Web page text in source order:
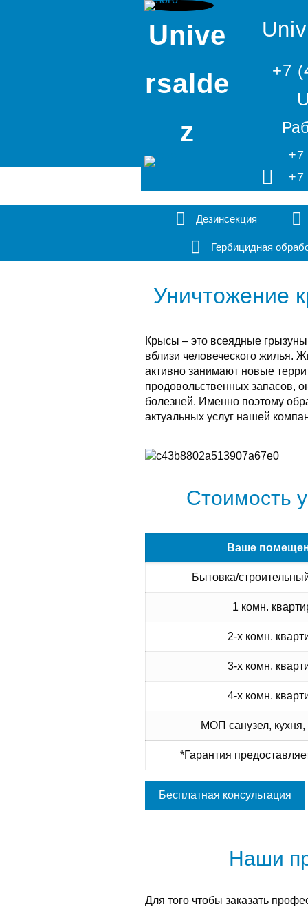
Unive
rsalde
z
+7
+7
+7
Дезинсекция
Гербицидная
Уничтожение
Крысы – это всеядные
вблизи человеческого жилья.
активно занимают новые
продовольственных запасов,
болезней. Именно поэтому
актуальных услуг нашей
Стоимость
Ваше
Бытовка/
1 комн.
2-х комн.
3-х комн.
4-х комн.
МОП санузел, кухня,
*Гарантия
Бесплатная консультация
Наши
Для того чтобы заказать